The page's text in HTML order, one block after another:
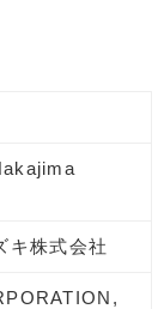
キ株式会社